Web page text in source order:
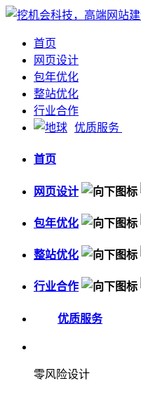
首页
网页设计
包年优化
整站优化
行业合作
优质服务
首页
网页设计
包年优化
整站优化
行业合作
优质服务
零风险设计